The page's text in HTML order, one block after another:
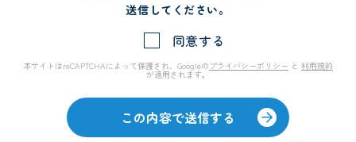
送信してください。
同意する
本サイトはreCAPTCHAによって保護され、Googleの プライバシーポリシー と 利用規約
が適用されます。
この内容で送信する